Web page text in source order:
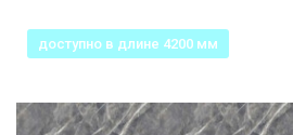
доступно в длине 4200 мм